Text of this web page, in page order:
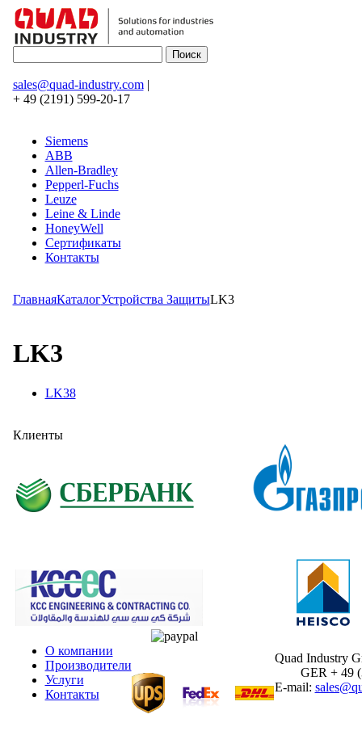
sales@quad-industry.com|
+ 49 (2191) 599-20-17
Siemens
ABB
Allen-Bradley
Pepperl-Fuchs
Leuze
Leine & Linde
HoneyWell
Сертификаты
Контакты
ГлавнаяКаталогУстройства ЗащитыLK3
LK3
LK38
Клиенты
О компании
Производители
Услуги
Контакты
Quad Industry
GER + 49
E-mail: